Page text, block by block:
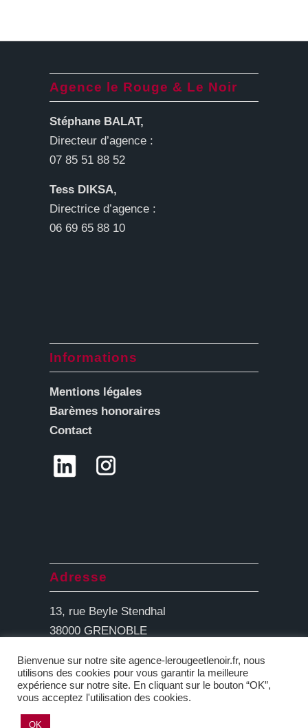
Agence le Rouge & Le Noir
Stéphane BALAT,
Directeur d’agence :
07 85 51 88 52
Tess DIKSA,
Directrice d’agence :
06 69 65 88 10
Informations
Mentions légales
Barèmes honoraires
Contact
Adresse
13, rue Beyle Stendhal
38000 GRENOBLE
Bienvenue sur notre site agence-lerougeetlenoir.fr, nous
utilisons des cookies pour vous garantir la meilleure
expérience sur notre site. En cliquant sur le bouton “OK”,
vous acceptez l'utilisation des cookies.
OK